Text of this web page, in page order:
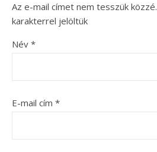
Az e-mail címet nem tesszük közzé.
karakterrel jelöltük
Név *
E-mail cím *